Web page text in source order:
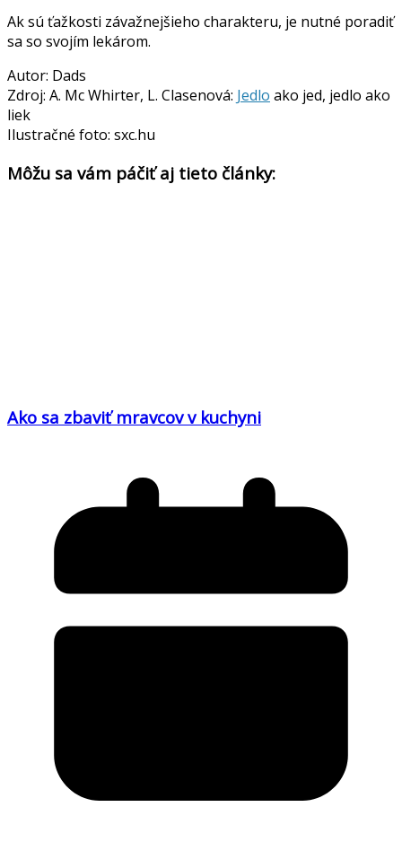
Ak sú ťažkosti závažnejšieho charakteru, je nutné poradiť
sa so svojím lekárom.
Autor: Dads
Zdroj: A. Mc Whirter, L. Clasenová: Jedlo ako jed, jedlo ako
liek
Ilustračné foto: sxc.hu
Môžu sa vám páčiť aj tieto články:
Ako sa zbaviť mravcov v kuchyni